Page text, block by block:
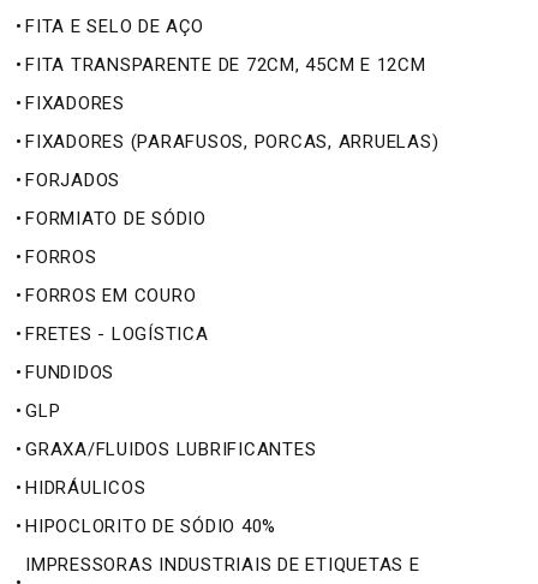
• FITA E SELO DE AÇO
• FITA TRANSPARENTE DE 72CM, 45CM E 12CM
• FIXADORES
• FIXADORES (PARAFUSOS, PORCAS, ARRUELAS)
• FORJADOS
• FORMIATO DE SÓDIO
• FORROS
• FORROS EM COURO
• FRETES - LOGÍSTICA
• FUNDIDOS
• GLP
• GRAXA/FLUIDOS LUBRIFICANTES
• HIDRÁULICOS
• HIPOCLORITO DE SÓDIO 40%
IMPRESSORAS INDUSTRIAIS DE ETIQUETAS E